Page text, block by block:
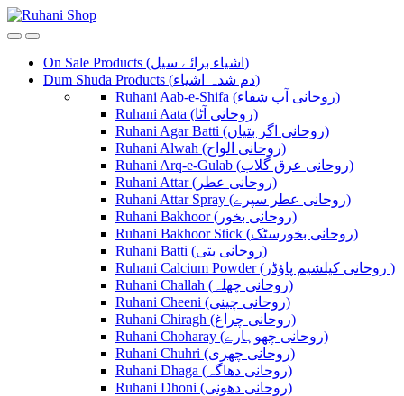
Skip
to
Skip
to
On Sale Products (اشیاء برائے سیل)
Dum Shuda Products (دم شدہ اشیاء)
Ruhani Aab-e-Shifa (روحانی آب شفاء)
Ruhani Aata (روحانی آٹا)
Ruhani Agar Batti (روحانی اگر بتیاں)
Ruhani Alwah (روحانی الواح)
Ruhani Arq-e-Gulab (روحانی عرق گلاب)
Ruhani Attar (روحانی عطر)
Ruhani Attar Spray (روحانی عطر سپرے)
Ruhani Bakhoor (روحانی بخور)
Ruhani Bakhoor Stick (روحانی بخورسٹک)
Ruhani Batti (روحانی بتی)
Ruhani Calcium Powder (روحانی کیلشیم پاؤڈر )
Ruhani Challah (روحانی چھلہ)
Ruhani Cheeni (روحانی چینی)
Ruhani Chiragh (روحانی چراغ)
Ruhani Choharay (روحانی چھوہارے)
Ruhani Chuhri (روحانی چھری)
Ruhani Dhaga (روحانی دھاگہ)
Ruhani Dhoni (روحانی دھونی)